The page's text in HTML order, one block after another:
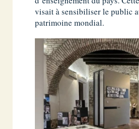
visait à sensibiliser le public
patrimoine mondial.